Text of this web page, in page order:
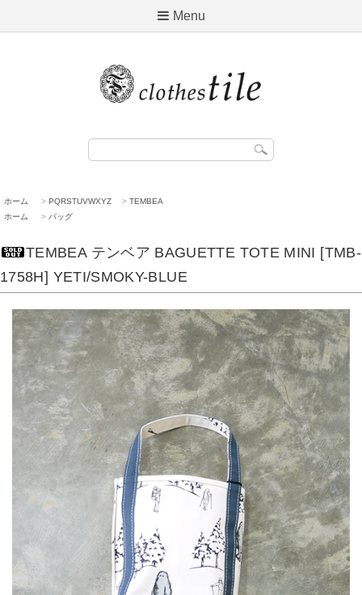
Menu
ホーム > PQRSTUVWXYZ > TEMBEA
ホーム
> バッグ
TEMBEA テンベア BAGUETTE TOTE MINI [TMB-
1758H] YETI/SMOKY-BLUE